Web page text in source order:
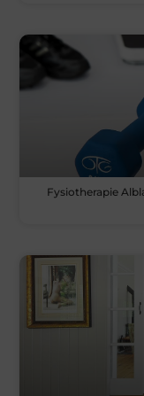
Fysiotherapie